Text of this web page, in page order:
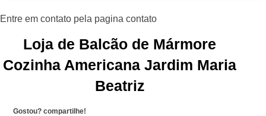
Loja de Balcão de Mármore
Cozinha Americana Jardim Maria
Beatriz
Gostou? compartilhe!